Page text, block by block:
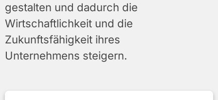
gestalten und dadurch die
Wirtschaftlichkeit und die
Zukunftsfähigkeit ihres
Unternehmens steigern.